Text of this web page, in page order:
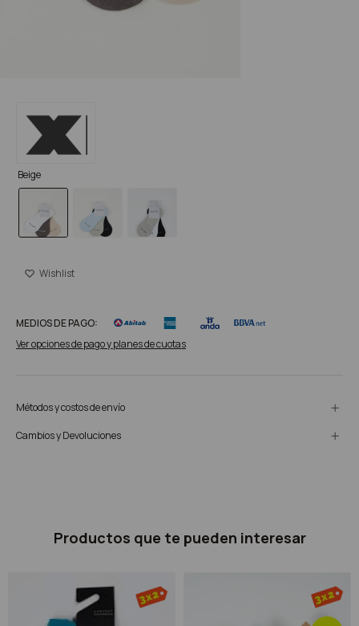
Beige
MEDIOS DE PAGO:
Ver opciones de pago y planes de cuotas
Métodos y costos de envío
Cambios y Devoluciones
Productos que te pueden interesar